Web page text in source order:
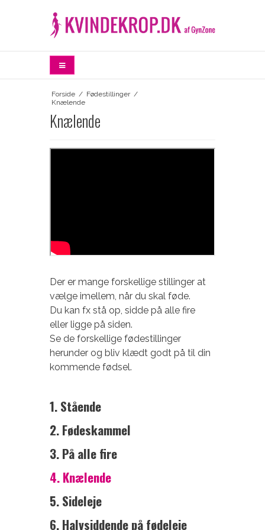
Forside / Fødestillinger /
Knælende
Knælende
Der er mange forskellige stillinger at
vælge imellem, når du skal føde.
Du kan fx stå op, sidde på alle fire
eller ligge på siden.
Se de forskellige fødestillinger
herunder og bliv klædt godt på til din
kommende fødsel.
1. Stående
2. Fødeskammel
3. På alle fire
4. Knælende
5. Sideleje
6.Halvsiddende på fødeleje